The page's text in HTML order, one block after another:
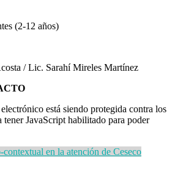
(2-12 años)
/ Lic. Sarahí Mireles Martínez
está siendo protegida contra los
tener JavaScript habilitado para poder
en la atención de Ceseco